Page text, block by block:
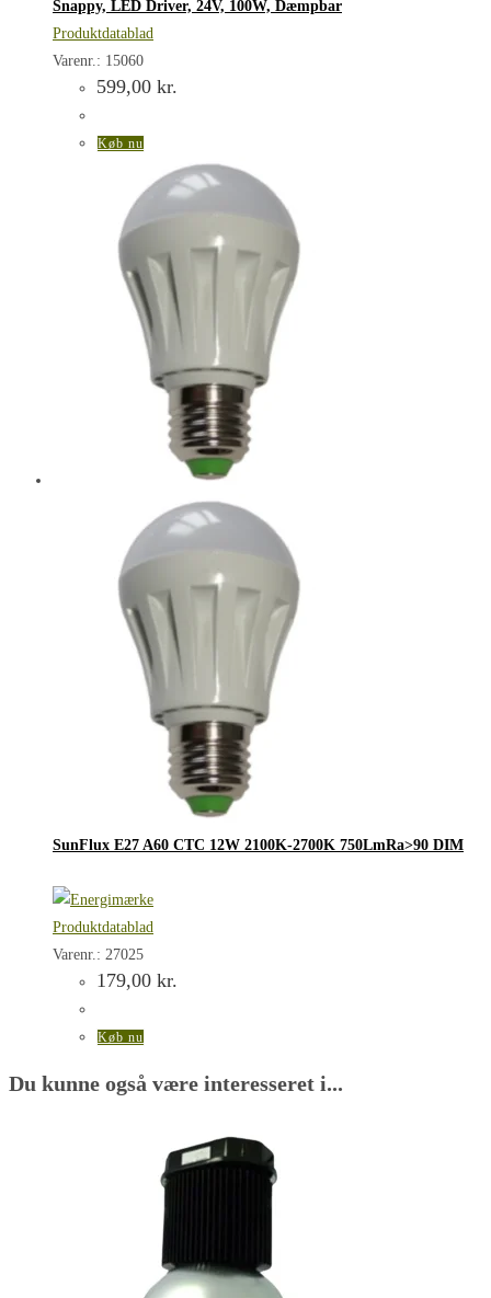
Snappy, LED Driver, 24V, 100W, Dæmpbar
Produktdatablad
Varenr.: 15060
599,00 kr.
Køb nu
SunFlux E27 A60 CTC 12W 2100K-2700K 750LmRa>90 DIM
Produktdatablad
Varenr.: 27025
179,00 kr.
Køb nu
Du kunne også være interesseret i...